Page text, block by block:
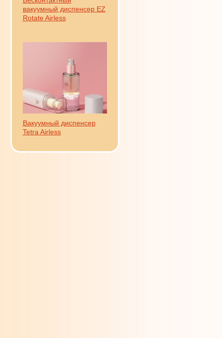
вакуумный диспенсер EZ
Rotate Airless
Вакуумный диспенсер
Tetra Airless